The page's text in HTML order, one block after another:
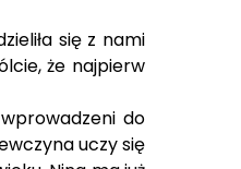
się z nami
że najpierw
do
uczy się